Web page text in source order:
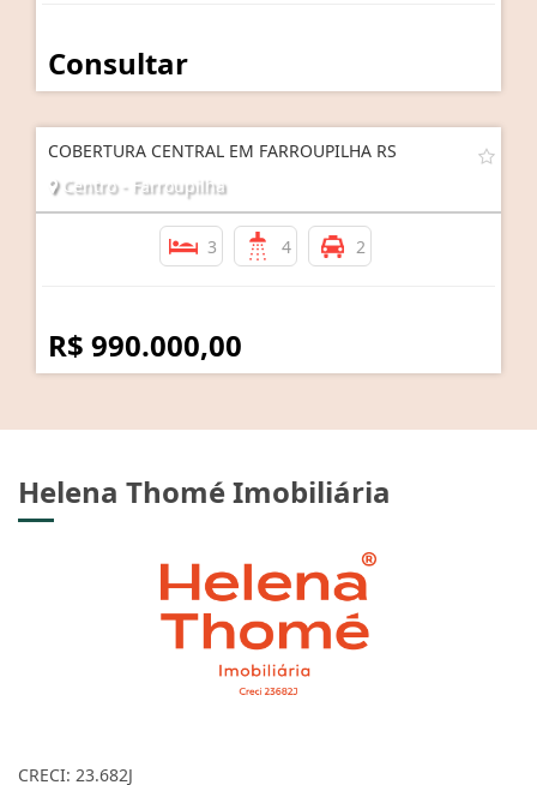
Consultar
COBERTURA CENTRAL EM FARROUPILHA RS
Centro - Farroupilha
3 4 2
R$ 990.000,00
Helena Thomé Imobiliária
CRECI: 23.682J